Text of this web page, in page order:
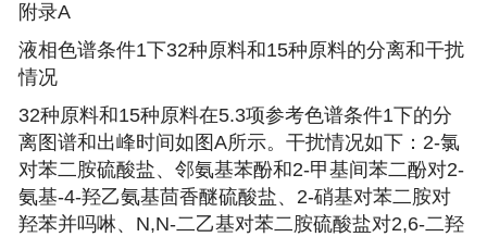
附录A
液相色谱条件1下32种原料和15种原料的分离和干扰
情况
32种原料和15种原料在5.3项参考色谱条件1下的分
离图谱和出峰时间如图A所示。干扰情况如下：2-氯
对苯二胺硫酸盐、邻氨基苯酚和2-甲基间苯二酚对2-
氨基-4-羟乙氨基茴香醚硫酸盐、2-硝基对苯二胺对
羟苯并吗啉、N,N-二乙基对苯二胺硫酸盐对2,6-二羟